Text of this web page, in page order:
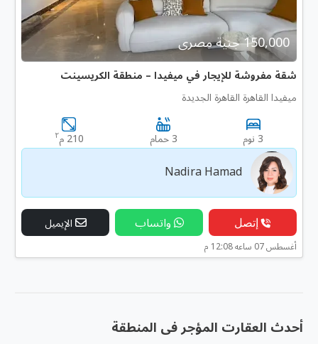
150,000 جنية مصرى
شقة مفروشة للإيجار في ميفيدا – منطقة الكريسينت
ميفيدا القاهرة القاهرة الجديدة
3 نوم 3 حمام 210 م ٢
Nadira Hamad
إتصل واتساب الإيميل
أغسطس 07 ساعه 12:08 م
أحدث العقارت المؤجر فى المنطقة